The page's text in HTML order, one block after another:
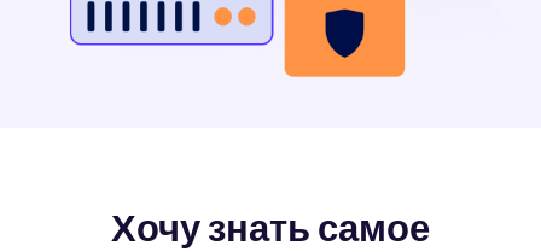
Хочу знать самое